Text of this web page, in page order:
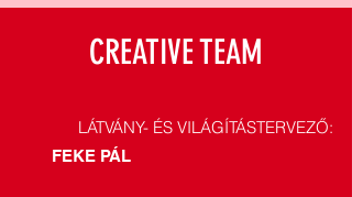
CREATIVE TEAM
LÁTVÁNY- ÉS VILÁGÍTÁSTERVEZŐ:
FEKE PÁL